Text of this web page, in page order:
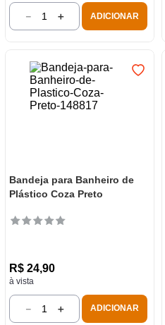
＋
－ ADICIONAR
Bandeja para Banheiro de
Plástico Coza Preto
R$ 24,90
à vista
＋
－ ADICIONAR